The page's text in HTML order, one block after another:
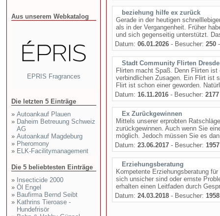
Aus unserem Webkatalog
EPRIS Fragrances
Die letzten 5 Einträge
» Autoankauf Plauen
» Daheim Betreuung Schweiz
AG
» Autoankauf Magdeburg
» Pheromony
» ELK-Facilitymanagement
Die 5 beliebtesten Einträge
» Insecticide 2000
» Öl Engel
» Baufirma Bernd Seibt
» Kathrins Tieroase -
Hundefrisör
beziehung hilfe ex zurück
Gerade in der heutigen
als in der Vergangenheit. Früher
und sich gegenseitig unterstützt.
Datum: 06.01.2026 - Besucher: 250
Stadt Community Flirten
Flirten macht Spaß. Denn Flirten
verbindlichen Zusagen. Ein Flirt ist
Flirt ist schon einer geworden.
Datum: 16.11.2016 - Besucher: 2177
Ex Zurückgewinnen
Mittels unserer erprobten
zurückgewinnen. Auch wenn Sie
möglich. Jedoch müssen Sie es
Datum: 23.06.2017 - Besucher: 1957
Erziehungsberatung
Kompetente Erziehungsberatung
sich unsicher sind oder ernste
erhalten einen Leitfaden durch
Datum: 24.03.2018 - Besucher: 1958